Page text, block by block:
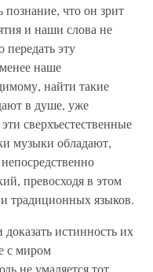
познание, что он зрит
и наши слова не
передать эту
наше
найти такие
в душе, уже
сверхъестественные
музыки обладают,
превосходя в этом
традиционных языков.
истинность их
с миром
не умаляется тот